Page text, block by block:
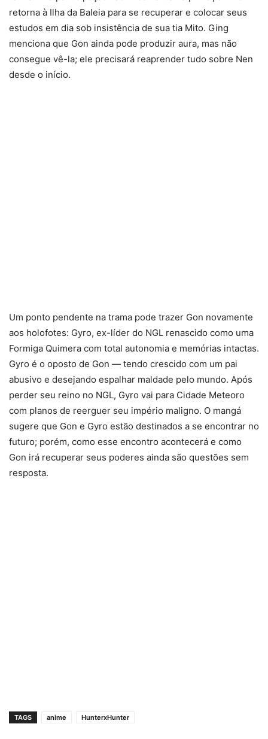
retorna à Ilha da Baleia para se recuperar e colocar seus
estudos em dia sob insistência de sua tia Mito. Ging
menciona que Gon ainda pode produzir aura, mas não
consegue vê-la; ele precisará reaprender tudo sobre Nen
desde o início.
Um ponto pendente na trama pode trazer Gon novamente
aos holofotes: Gyro, ex-líder do NGL renascido como uma
Formiga Quimera com total autonomia e memórias intactas.
Gyro é o oposto de Gon — tendo crescido com um pai
abusivo e desejando espalhar maldade pelo mundo. Após
perder seu reino no NGL, Gyro vai para Cidade Meteoro
com planos de reerguer seu império maligno. O mangá
sugere que Gon e Gyro estão destinados a se encontrar no
futuro; porém, como esse encontro acontecerá e como
Gon irá recuperar seus poderes ainda são questões sem
resposta.
TAGS anime HunterxHunter